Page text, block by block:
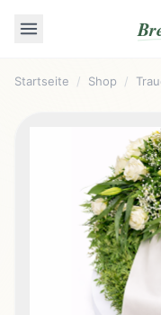
Startseite / Shop /